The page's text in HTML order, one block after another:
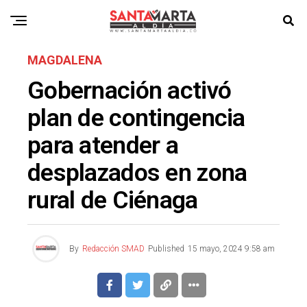
MAGDALENA
Gobernación activó
plan de contingencia
para atender a
desplazados en zona
rural de Ciénaga
By Redacción SMAD Published 15 mayo, 2024 9:58 am